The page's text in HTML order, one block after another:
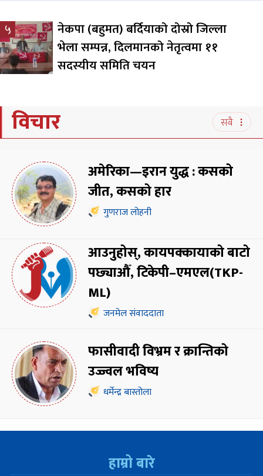
५
नेकपा (बहुमत) बर्दियाको दोस्रो जिल्ला
भेला सम्पन्न, दिलमानको नेतृत्वमा ११
सदस्यीय समिति चयन
विचार सबै
अमेरिका—इरान युद्ध : कसको
जीत, कसको हार
गुणराज लोहनी
आउनुहोस्, कायपक्कायाको बाटो
पछ्याऔँ, टिकेपी–एमएल(TKP-
ML)
जनमेल संवाददाता
फासीवादी विभ्रम र क्रान्तिको
उज्ज्वल भविष्य
धर्मेन्द्र बास्तोला
हाम्रो बारे